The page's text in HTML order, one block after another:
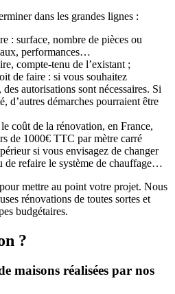
dans les grandes lignes :
: surface, nombre de pièces ou
performances…
compte-tenu de l’existant ;
de faire : si vous souhaitez
autorisations sont nécessaires. Si
d’autres démarches pourraient être
coût de la rénovation, en France,
de 1000€ TTC par mètre carré
si vous envisagez de changer
de refaire le système de chauffage…
mettre au point votre projet. Nous
rénovations de toutes sortes et
budgétaires.
?
maisons réalisées par nos